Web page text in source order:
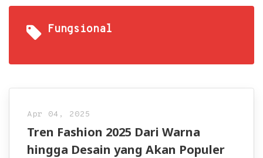
Fungsional
Apr 04, 2025
Tren Fashion 2025 Dari Warna
hingga Desain yang Akan Populer